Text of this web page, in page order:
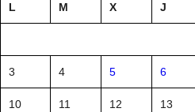
L
M X J
3 4 5 6
10 11 12 13